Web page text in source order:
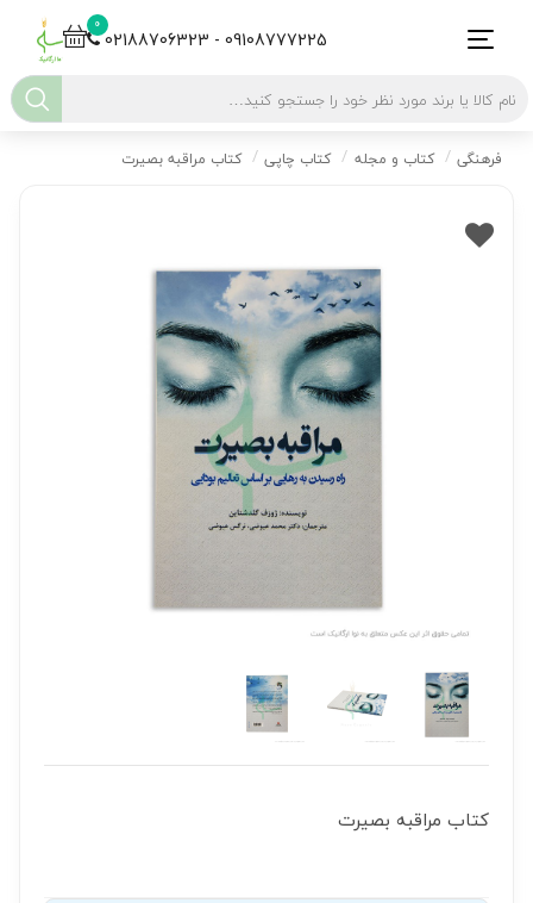
0
02188706323 - 09108777225
فرهنگی کتاب و مجله کتاب چاپی کتاب مراقبه بصیرت
کتاب مراقبه بصیرت